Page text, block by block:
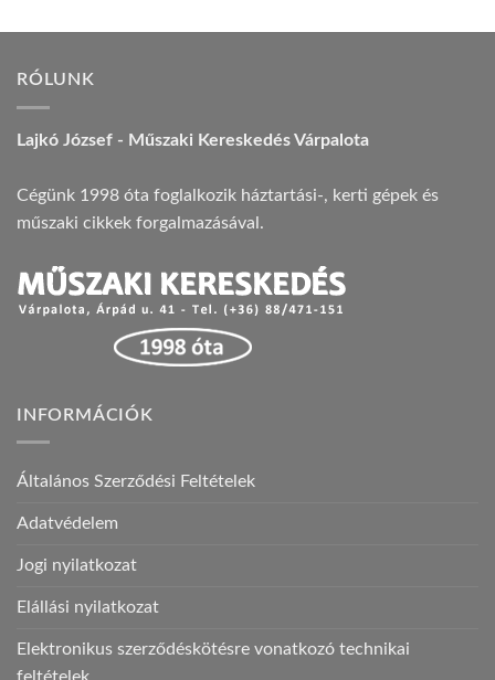
RÓLUNK
Lajkó József - Műszaki Kereskedés Várpalota
Cégünk 1998 óta foglalkozik háztartási-, kerti gépek és
műszaki cikkek forgalmazásával.
INFORMÁCIÓK
Általános Szerződési Feltételek
Adatvédelem
Jogi nyilatkozat
Elállási nyilatkozat
Elektronikus szerződéskötésre vonatkozó technikai